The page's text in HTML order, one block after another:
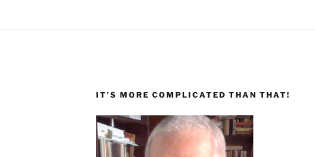
IT’S MORE COMPLICATED THAN THAT!